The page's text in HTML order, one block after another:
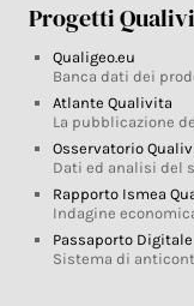
Progetti
Qualigeo.eu
Banca dati dei
Atlante Qualivita
La pubblicazione
Osservatorio
Dati ed analisi del
Rapporto Ismea
Indagine
Passaporto Digitale
Sistema di